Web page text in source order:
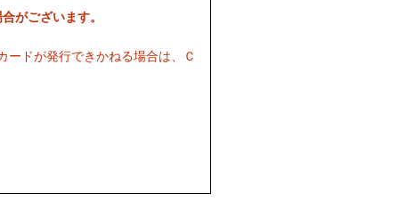
がございます。
ドが発行できかねる場合は、Ｃ